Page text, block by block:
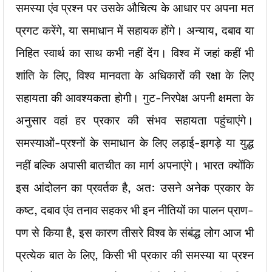
समस्या एंव प्रश्न पर उसके औचित्य के आधार पर अपना मत
प्रगट करेंगे, या समाधान में सहायक होंगे। अन्याय, दबाव या
निहित स्वार्थ का साथ कभी नहीं देंग। विश्व में जहां कहीं भी
शांति के लिए, विश्व मानवता के अधिकारों की रक्षा के लिए
सहायता की आवश्यकता होगी। गुट-निरपेक्ष अपनी क्षमता के
अनुसार वहां हर प्रकार की संभव सहायता पहुंचाएंगे।
समस्याओं-प्रश्नों के समाधान के लिए लड़ाई-झगड़े या युद्ध
नहीं बल्कि अपासी बातचीत का मार्ग अपनाएंगे। भारत क्योंकि
इस आंदोलन का प्रवर्तक है, अत: उसने अनेक प्रकार के
कष्ट, दबाव एंव तनाव सहकर भी इन नीतियों का पालन प्राण-
पण से किया है, इस कारण तीसरे विश्व के संबंद्ध लोग आज भी
प्रत्येक बात के लिए, किसी भी प्रकार की समस्या या प्रश्न